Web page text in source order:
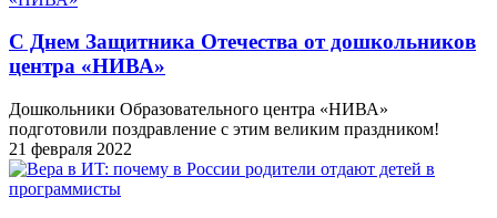
С Днем Защитника Отечества от дошкольников
центра «НИВА»
Дошкольники Образовательного центра «НИВА»
подготовили поздравление с этим великим праздником!
21 февраля 2022